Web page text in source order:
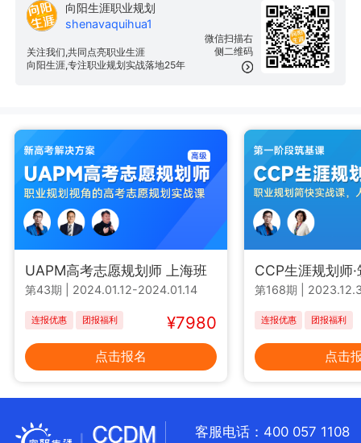
微信扫描右
侧二维码
向阳生涯职业规划
shenavaquihua1
关注我们,共同点亮职业生涯
向阳生涯,专注职业规划实战落地25年
UAPM高考志愿规划师 上海班
第43期 2024.01.12-2024.01.14
连报优惠 团报福利 ¥7980
点击报名
CCP生涯规划师
第168期
连报优惠 团报福利
点击
客服电话：400 057 1108